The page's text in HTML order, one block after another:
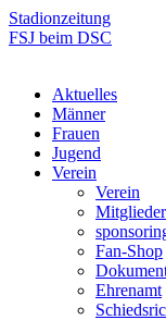
Zum
Inhalt
Stadionzeitung
FSJ beim DSC
Aktuelles
Männer
Frauen
Jugend
Verein
Verein
Mitglieder
Fan-Shop
Ehrenamt